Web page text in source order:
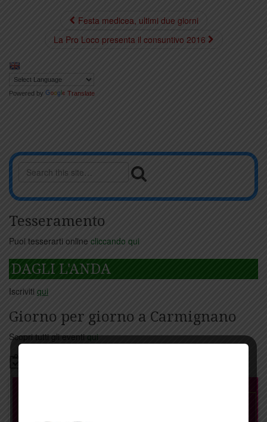
Festa medicea, ultimi due giorni
La Pro Loco presenta il consuntivo 2016
Powered by Translate
Tesseramento
Puoi tesserarti online cliccando qui
DAGLI L'ANDA
Iscriviti qui
Giorno per giorno a Carmignano
Scopri tutti gli eventiqui